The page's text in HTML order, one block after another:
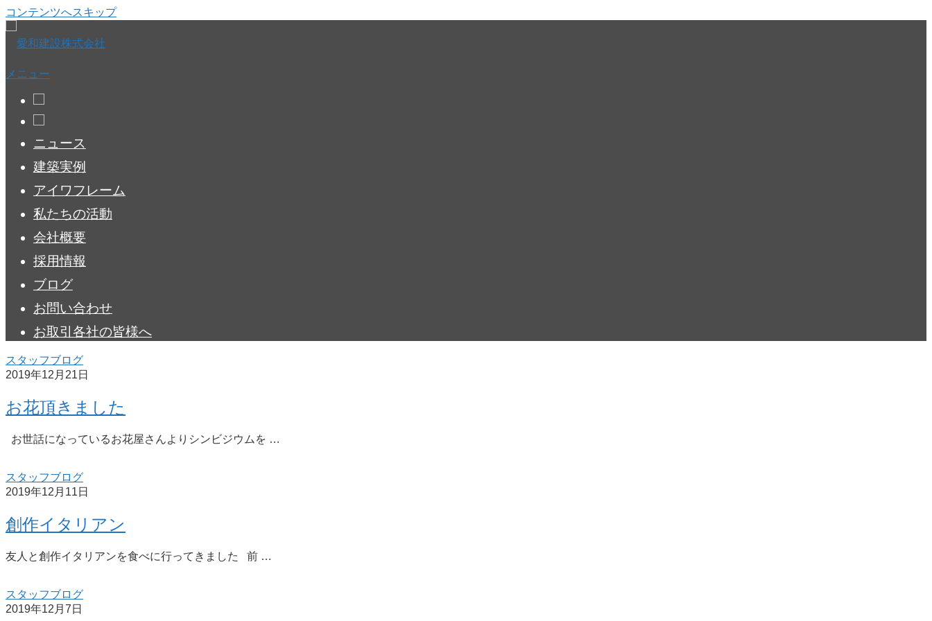
コンテンツへスキップ
メニュー
ニュース
建築実例
アイワフレーム
私たちの活動
会社概要
採用情報
ブログ
お問い合わせ
お取引各社の皆様へ
スタッフブログ
2019年12月21日
お花頂きました
お世話になっているお花屋さんよりシンビジウムを …
スタッフブログ
2019年12月11日
創作イタリアン
友人と創作イタリアンを食べに行ってきました 前 …
スタッフブログ
2019年12月7日